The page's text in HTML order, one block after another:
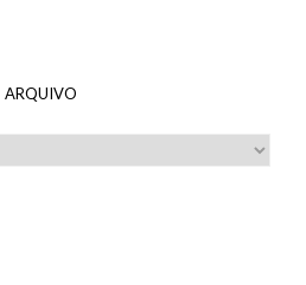
ARQUIVO